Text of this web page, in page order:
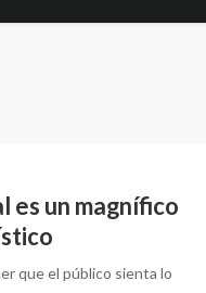
es un magnífico
que el público sienta lo